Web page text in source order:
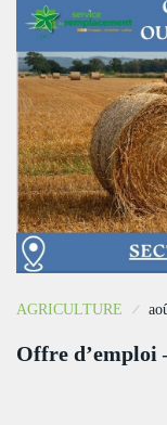
AGRICULTURE
Offre d’emploi